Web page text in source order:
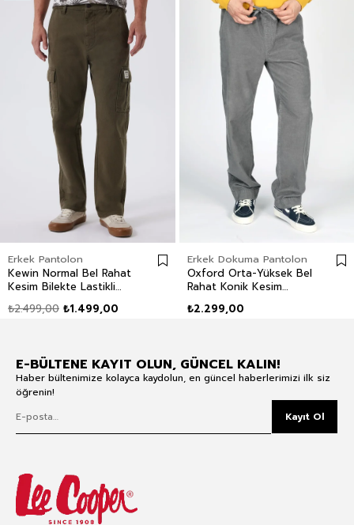
Erkek Pantolon
Kewin Normal Bel Rahat
Kesim Bilekte Lastikli
Erkek Pantolon₺1.499,00
₺2.499,00
Erkek Dokuma Pantolon
Oxford Orta-Yüksek Bel
Rahat Konik Kesim
Pamuk Gri Erkek
₺2.299,00
E-BÜLTENE KAYIT OLUN, GÜNCEL KALIN!
Haber bültenimize kolayca kaydolun, en güncel haberlerimizi ilk siz
öğrenin!
Kayıt Ol